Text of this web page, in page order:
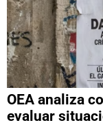
OEA analiza
evaluar